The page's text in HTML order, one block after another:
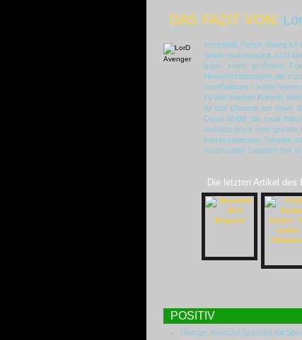
DAS FAZIT VON:
Immortals Fenyx Risingist
Spiele widerspiegelt, sich
legen einen größeren
Herausforderungen, die
unterhaltsam - außer,
zu den starken Rätseln
ist das Element am Spiel,
Open World, die zwar
welches Areal man
interessantesten Tempeln
vereinzelten Gegnern hier
Die letzten Artikel des
POSITIV
Riesige, hübsche Spielwelt mit